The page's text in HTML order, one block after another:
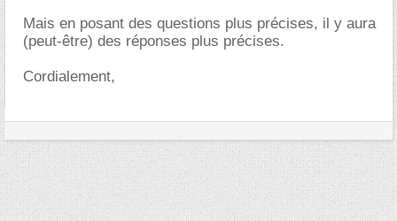
Mais en posant des questions plus précises, il y aura
(peut-être) des réponses plus précises.
Cordialement,